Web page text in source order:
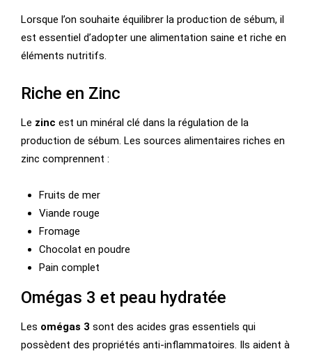
Lorsque l’on souhaite équilibrer la production de sébum, il
est essentiel d’adopter une alimentation saine et riche en
éléments nutritifs.
Riche en Zinc
Le zinc est un minéral clé dans la régulation de la
production de sébum. Les sources alimentaires riches en
zinc comprennent :
Fruits de mer
Viande rouge
Fromage
Chocolat en poudre
Pain complet
Omégas 3 et peau hydratée
Les omégas 3 sont des acides gras essentiels qui
possèdent des propriétés anti-inflammatoires. Ils aident à